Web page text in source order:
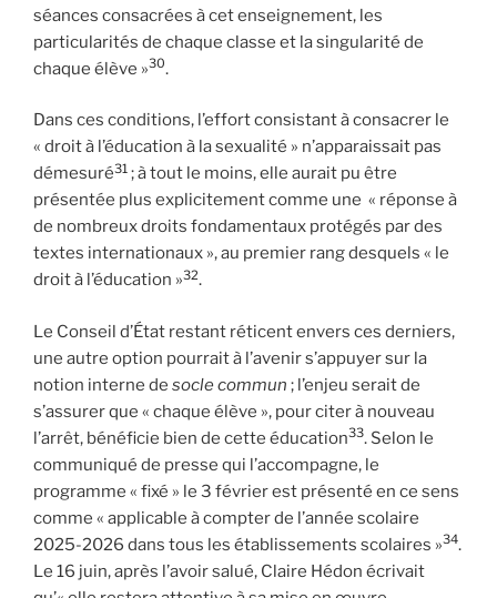
séances consacrées à cet enseignement, les
particularités de chaque classe et la singularité de
chaque élève »30.
Dans ces conditions, l’effort consistant à consacrer le
« droit à l’éducation à la sexualité » n’apparaissait pas
démesuré31 ; à tout le moins, elle aurait pu être
présentée plus explicitement comme une « réponse à
de nombreux droits fondamentaux protégés par des
textes internationaux », au premier rang desquels « le
droit à l’éducation »32.
Le Conseil d’État restant réticent envers ces derniers,
une autre option pourrait à l’avenir s’appuyer sur la
notion interne de socle commun ; l’enjeu serait de
s’assurer que « chaque élève », pour citer à nouveau
l’arrêt, bénéficie bien de cette éducation33. Selon le
communiqué de presse qui l’accompagne, le
programme « fixé » le 3 février est présenté en ce sens
comme « applicable à compter de l’année scolaire
2025-2026 dans tous les établissements scolaires »34.
Le 16 juin, après l’avoir salué, Claire Hédon écrivait